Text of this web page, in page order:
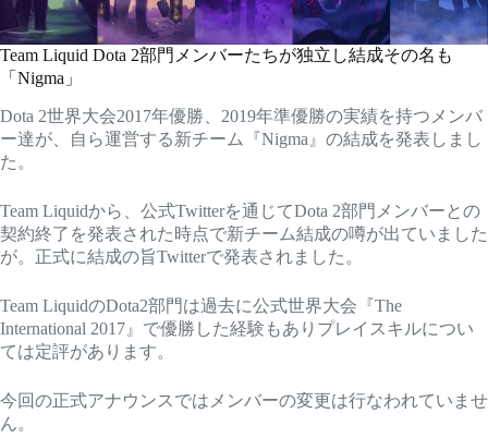
Team Liquid Dota 2部門メンバーたちが独立し結成その名も
「Nigma」
Dota 2世界大会2017年優勝、2019年準優勝の実績を持つメンバ
ー達が、自ら運営する新チーム『Nigma』の結成を発表しまし
た。
Team Liquidから、公式Twitterを通じてDota 2部門メンバーとの
契約終了を発表された時点で新チーム結成の噂が出ていました
が。正式に結成の旨Twitterで発表されました。
Team LiquidのDota2部門は過去に公式世界大会『The
International 2017』で優勝した経験もありプレイスキルについ
ては定評があります。
今回の正式アナウンスではメンバーの変更は行なわれていませ
ん。